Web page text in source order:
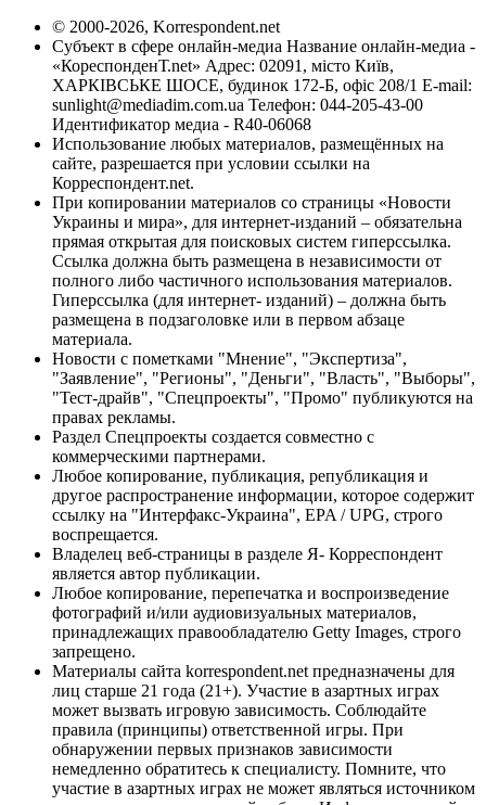
© 2000-2026, Korrespondent.net
Субъект в сфере онлайн-медиа Название онлайн-медиа -
«КореспонденТ.net» Адрес: 02091, місто Київ,
ХАРКІВСЬКЕ ШОСЕ, будинок 172-Б, офіс 208/1 E-mail:
sunlight@mediadim.com.ua Телефон: 044-205-43-00
Идентификатор медиа - R40-06068
Использование любых материалов, размещённых на
сайте, разрешается при условии ссылки на
Корреспондент.net.
При копировании материалов со страницы «Новости
Украины и мира», для интернет-изданий – обязательна
прямая открытая для поисковых систем гиперссылка.
Ссылка должна быть размещена в независимости от
полного либо частичного использования материалов.
Гиперссылка (для интернет- изданий) – должна быть
размещена в подзаголовке или в первом абзаце
материала.
Новости с пометками "Мнение", "Экспертиза",
"Заявление", "Регионы", "Деньги", "Власть", "Выборы",
"Тест-драйв", "Спецпроекты", "Промо" публикуются на
правах рекламы.
Раздел Спецпроекты создается совместно с
коммерческими партнерами.
Любое копирование, публикация, републикация и
другое распространение информации, которое содержит
ссылку на "Интерфакс-Украина", EPA / UPG, строго
воспрещается.
Владелец веб-страницы в разделе Я- Корреспондент
является автор публикации.
Любое копирование, перепечатка и воспроизведение
фотографий и/или аудиовизуальных материалов,
принадлежащих правообладателю Getty Images, строго
запрещено.
Материалы сайта korrespondent.net предназначены для
лиц старше 21 года (21+). Участие в азартных играх
может вызвать игровую зависимость. Соблюдайте
правила (принципы) ответственной игры. При
обнаружении первых признаков зависимости
немедленно обратитесь к специалисту. Помните, что
участие в азартных играх не может являться источником